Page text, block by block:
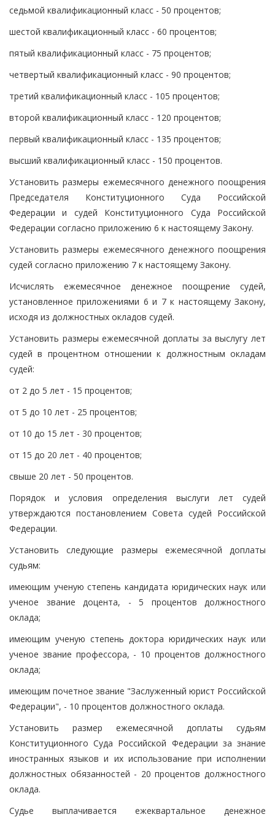
седьмой квалификационный класс - 50 процентов;
шестой квалификационный класс - 60 процентов;
пятый квалификационный класс - 75 процентов;
четвертый квалификационный класс - 90 процентов;
третий квалификационный класс - 105 процентов;
второй квалификационный класс - 120 процентов;
первый квалификационный класс - 135 процентов;
высший квалификационный класс - 150 процентов.
Установить размеры ежемесячного денежного поощрения
Председателя Конституционного Суда Российской
Федерации и судей Конституционного Суда Российской
Федерации согласно приложению 6 к настоящему Закону.
Установить размеры ежемесячного денежного поощрения
судей согласно приложению 7 к настоящему Закону.
Исчислять ежемесячное денежное поощрение судей,
установленное приложениями 6 и 7 к настоящему Закону,
исходя из должностных окладов судей.
Установить размеры ежемесячной доплаты за выслугу лет
судей в процентном отношении к должностным окладам
судей:
от 2 до 5 лет - 15 процентов;
от 5 до 10 лет - 25 процентов;
от 10 до 15 лет - 30 процентов;
от 15 до 20 лет - 40 процентов;
свыше 20 лет - 50 процентов.
Порядок и условия определения выслуги лет судей
утверждаются постановлением Совета судей Российской
Федерации.
Установить следующие размеры ежемесячной доплаты
судьям:
имеющим ученую степень кандидата юридических наук или
ученое звание доцента, - 5 процентов должностного
оклада;
имеющим ученую степень доктора юридических наук или
ученое звание профессора, - 10 процентов должностного
оклада;
имеющим почетное звание "Заслуженный юрист Российской
Федерации", - 10 процентов должностного оклада.
Установить размер ежемесячной доплаты судьям
Конституционного Суда Российской Федерации за знание
иностранных языков и их использование при исполнении
должностных обязанностей - 20 процентов должностного
оклада.
Судье выплачивается ежеквартальное денежное